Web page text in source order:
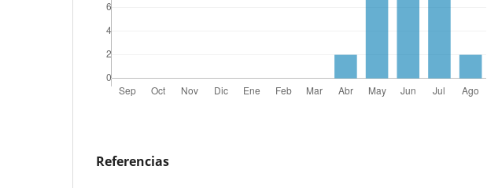
Referencias